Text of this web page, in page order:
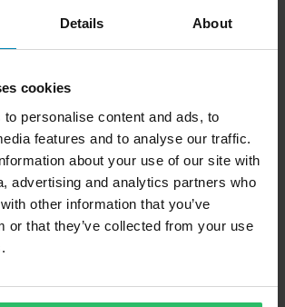
Details About
cookies
personalise content and ads, to
features and to analyse our traffic.
about your use of our site with
advertising and analytics partners who
other information that you’ve
or that they’ve collected from your use
619 kr